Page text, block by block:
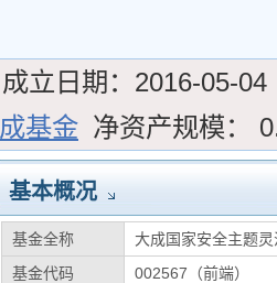
成立日期： 2016-05-04
成基金 净资产规模：
基本概况
基金全称
大成国家安全主题
基金代码
002567（前端）